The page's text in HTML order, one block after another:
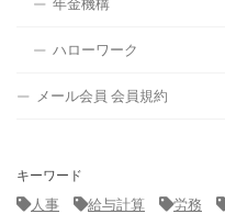
年金機構
ハローワーク
メール会員 会員規約
キーワード
人事
給与計算 労務